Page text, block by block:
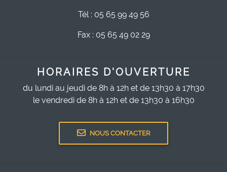
Tél : 05 65 99 49 56
Fax : 05 65 49 02 29
HORAIRES D'OUVERTURE
du lundi au jeudi de 8h à 12h et de 13h30 à 17h30
le vendredi de 8h à 12h et de 13h30 à 16h30
NOUS CONTACTER